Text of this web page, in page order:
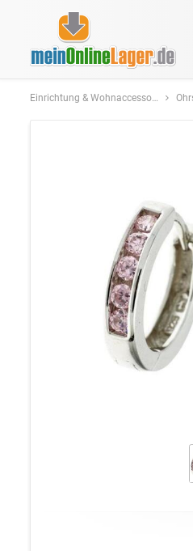
Einrichtung & Wohnaccessoires